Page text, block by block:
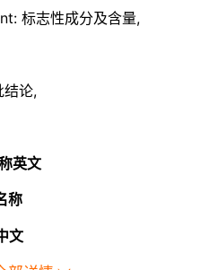
标志性成分及含量,
论,
英文
称
文